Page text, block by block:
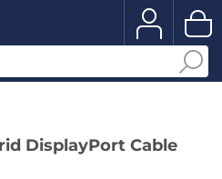
DisplayPort Cable